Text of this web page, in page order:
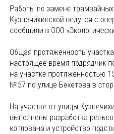
Работы по замене
Кузнечихинской ведутся с
сообщили в ООО
Общая протяженность
настоящее время подрядчик
на участке протяженностью
№ 57 по улице Бекетова в
На участке от улицы
выполнены разработка
котлована и устройство